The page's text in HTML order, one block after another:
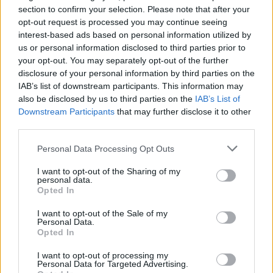
section to confirm your selection. Please note that after your
opt-out request is processed you may continue seeing
interest-based ads based on personal information utilized by
us or personal information disclosed to third parties prior to
your opt-out. You may separately opt-out of the further
disclosure of your personal information by third parties on the
IAB’s list of downstream participants. This information may
also be disclosed by us to third parties on the IAB’s List of
Downstream Participants that may further disclose it to other
Personal Data Processing Opt Outs
I want to opt-out of the Sharing of my
personal data.
Opted In
I want to opt-out of the Sale of my
Personal Data.
Opted In
I want to opt-out of processing my
Personal Data for Targeted Advertising.
Deseu el meu nom, el correu electrònic i el lloc web en
aquest navegador per a la propera vegada que comenti.
characters
ÚLTIMES NOTÍCIES
La Cursa de l’Aldea segona d’etiqueta d’or